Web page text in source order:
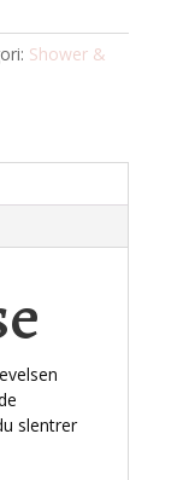
Shower &
slentrer